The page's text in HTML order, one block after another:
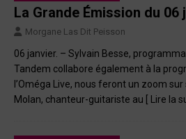
La Grande Émission du 06
Morgane Las Dit Peisson
06 janvier. – Sylvain Besse,
Tandem collabore également à la
l’Oméga Live, nous feront un zoom
Molan, chanteur-guitariste au [ Lire la